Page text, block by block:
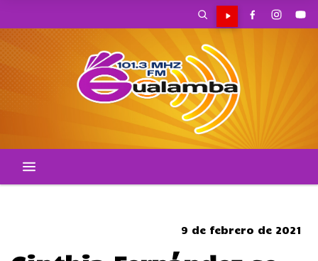
9 de febrero de 2021